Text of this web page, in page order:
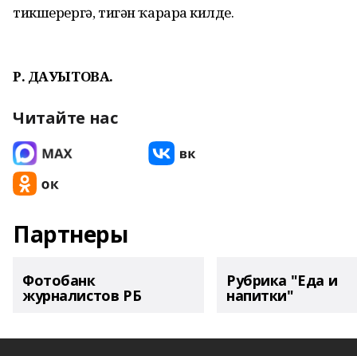
тикшерергә, тигән ҡарарға килде.
Р. ДАУЫТОВА.
Читайте нас
Партнеры
Фотобанк
журналистов РБ
Рубрика "Еда и
напитки"